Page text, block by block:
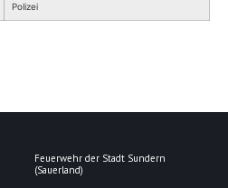
Polizei
Feuerwehr der Stadt Sundern
(Sauerland)